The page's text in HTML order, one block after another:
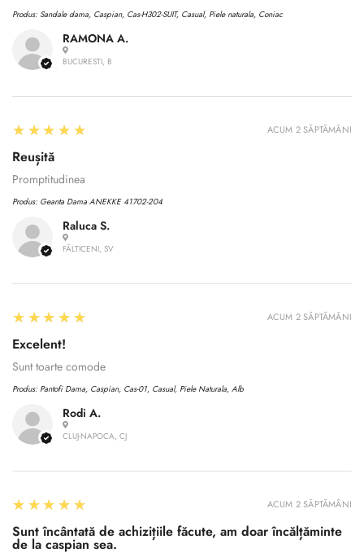
RAMONA A.
BUCURESTI, B
Produs: Sandale dama, Caspian, Cas-H302-SUIT, Casual, Piele naturala, Coniac
Raluca S.
FĂLTICENI, SV
5
★★★★★
Reușită
Promptitudinea
Produs: Geanta Dama ANEKKE 41702-204
ACUM 2 SĂPTĂMÂNI
Rodi A.
CLUJ-NAPOCA, CJ
5
★★★★★
Excelent!
Sunt toarte comode
Produs: Pantofi Dama, Caspian, Cas-01, Casual, Piele Naturala, Alb
ACUM 2 SĂPTĂMÂNI
5
★★★★★
Sunt încântată de achizițiile făcute, am doar încălțăminte
de la caspian sea.
ACUM 2 SĂPTĂMÂNI
Confirm your age
Are you 18 years old or older?